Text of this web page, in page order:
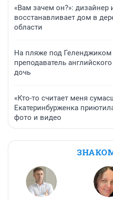
«Вам зачем он?»:
восстанавливает дом в
области
На пляже под
преподаватель
дочь
«Кто-то считает меня
Екатеринбурженка
фото и видео